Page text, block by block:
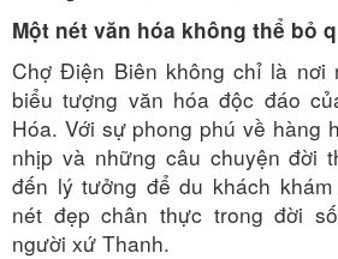
Một nét văn hóa không thể bỏ
Chợ Điện Biên không chỉ là nơi
biểu tượng văn hóa độc đáo
Hóa. Với sự phong phú về hàng
nhịp và những câu chuyện đời
đến lý tưởng để du khách
nét đẹp chân thực trong đời
người xứ Thanh.